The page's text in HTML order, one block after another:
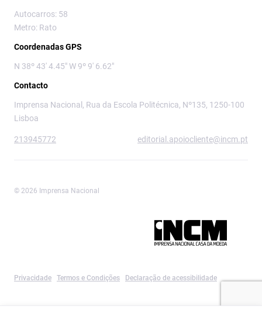
Autocarros: 58
Metro: Rato
Coordenadas GPS
N 38º 43' 4.45" W 9º 9' 6.62"
Contacto
Imprensa Nacional, Rua da Escola Politécnica, Nº135, 1250-100
Lisboa
213945772 editorial.apoiocliente@incm.pt
© 2026 Imprensa Nacional
Privacidade Termos e Condições Declaração de acessibilidade